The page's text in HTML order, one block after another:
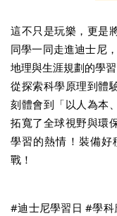
這不只是玩樂，更是
同學一同走進迪士尼
地理與生涯規劃的學習
從探索科學原理到體
刻體會到「以人為本
拓寬了全球視野與環
學習的熱情！裝備
戰！
#迪士尼學習日 #學